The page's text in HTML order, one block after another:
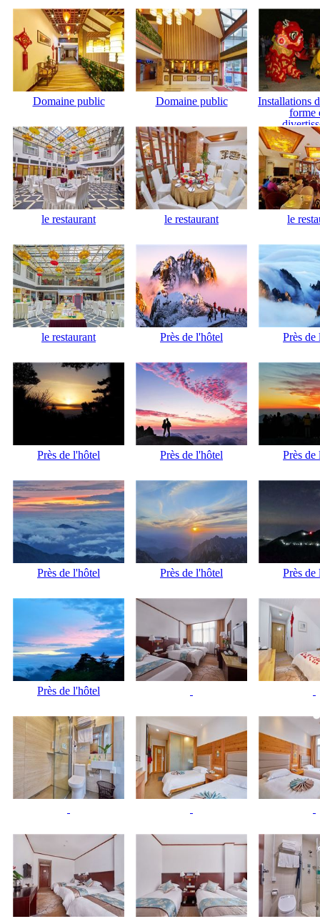
Domaine public Domaine public
Installations
forme
le restaurant le restaurant le
le restaurant Près de l'hôtel Près de
Près de l'hôtel Près de l'hôtel Près de
Près de l'hôtel Près de l'hôtel Près de
Près de l'hôtel